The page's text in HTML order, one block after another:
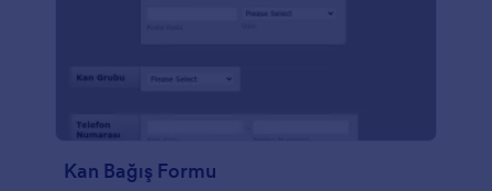
Kan Bağış Formu